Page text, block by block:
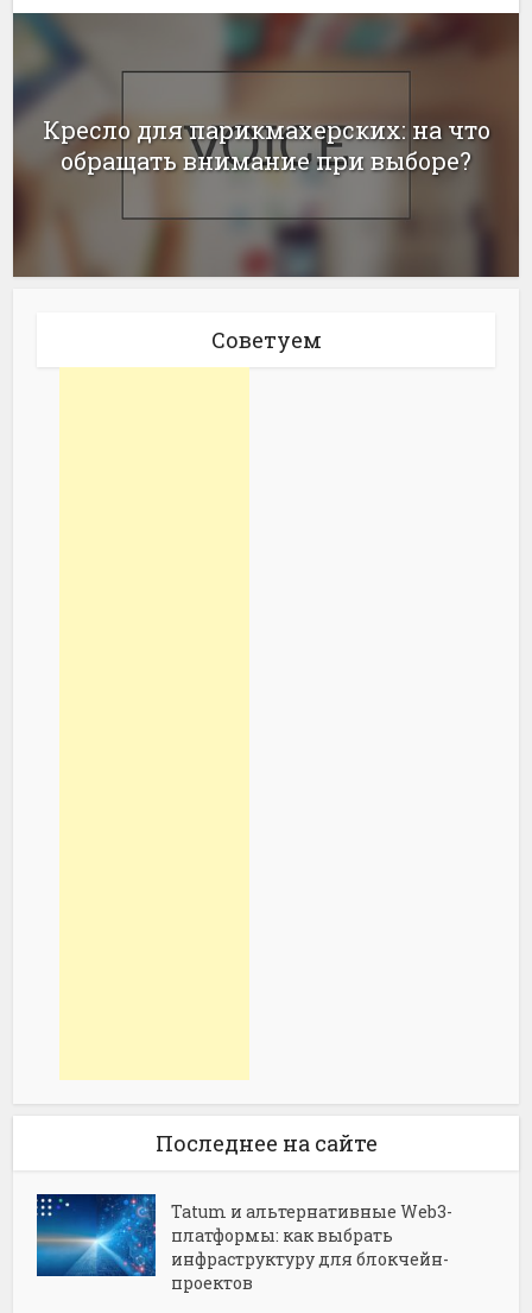
Кресло для парикмахерских: на что
обращать внимание при выборе?
Советуем
Последнее на сайте
Tatum и альтернативные Web3-
платформы: как выбрать
инфраструктуру для блокчейн-
проектов